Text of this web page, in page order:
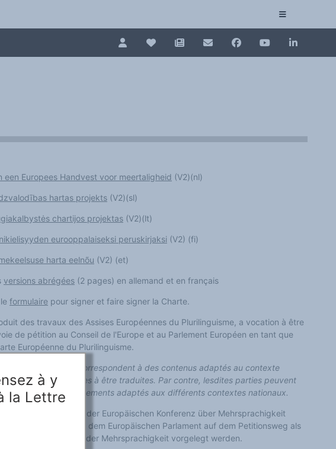
Les Assises européennes du plurilinguisme
een Europees Handvest voor meertaligheid (V2)(nl)
hartas projekts (V2)(sl)
chartijos projektas (V2)(lt)
eurooppalaiseksi peruskirjaksi (V2) (fi)
harta eelnõu (V2) (et)
versions abrégées (2 pages) en allemand et en français
formulaire pour signer et faire signer la Charte.
des travaux des Assises Européennes du Plurilinguisme, a vocation à être
de pétition au Conseil de l'Europe et au Parlement Européen en tant que
Européenne du Plurilinguisme.
textes en italique correspondent à des contenus adaptés au contexte
ne sont pas destinées à être traduites. Par contre, lesdites parties peuvent
par des développements adaptés aux différents contextes nationaux.
aus den Arbeiten der Europäischen Konferenz über Mehrsprachigkeit
dem Europarat und dem Europäischen Parlament auf dem Petitionsweg als
Europäischen Charta der Mehrsprachigkeit vorgelegt werden.
à y
la Lettre